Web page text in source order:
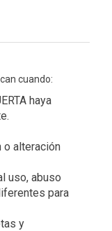
cuando:
haya
o alteración
uso, abuso
para
y